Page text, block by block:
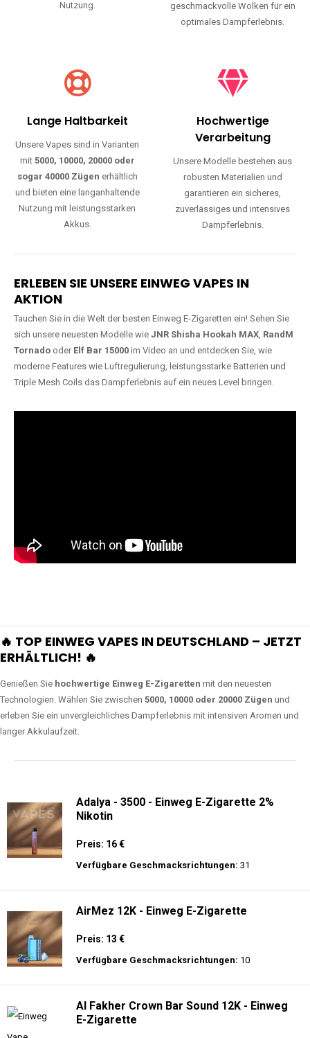
Nutzung.
geschmackvolle Wolken für ein
optimales Dampferlebnis.
Lange Haltbarkeit
Unsere Vapes sind in Varianten
mit 5000, 10000, 20000 oder
sogar 40000 Zügen erhältlich
und bieten eine langanhaltende
Nutzung mit leistungsstarken
Akkus.
Hochwertige
Verarbeitung
Unsere Modelle bestehen aus
robusten Materialien und
garantieren ein sicheres,
zuverlässiges und intensives
Dampferlebnis.
ERLEBEN SIE UNSERE EINWEG VAPES IN
AKTION
Tauchen Sie in die Welt der besten Einweg E-Zigaretten ein! Sehen Sie
sich unsere neuesten Modelle wie JNR Shisha Hookah MAX, RandM
Tornado oder Elf Bar 15000 im Video an und entdecken Sie, wie
moderne Features wie Luftregulierung, leistungsstarke Batterien und
Triple Mesh Coils das Dampferlebnis auf ein neues Level bringen.
🔥 TOP EINWEG VAPES IN DEUTSCHLAND – JETZT
ERHÄLTLICH! 🔥
Genießen Sie hochwertige Einweg E-Zigaretten mit den neuesten
Technologien. Wählen Sie zwischen 5000, 10000 oder 20000 Zügen und
erleben Sie ein unvergleichliches Dampferlebnis mit intensiven Aromen und
langer Akkulaufzeit.
Adalya - 3500 - Einweg E-Zigarette 2%
Nikotin
Preis: 16 €
Verfügbare Geschmacksrichtungen: 31
AirMez 12K - Einweg E-Zigarette
Preis: 13 €
Verfügbare Geschmacksrichtungen: 10
Al Fakher Crown Bar Sound 12K - Einweg
E-Zigarette